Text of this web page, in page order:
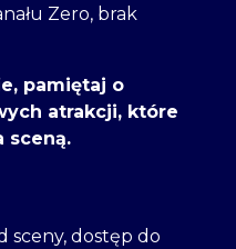
Zero, brak
pamiętaj o
atrakcji, które
sceną.
sceny, dostęp do